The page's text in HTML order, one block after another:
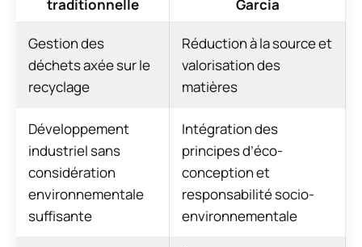
traditionnelle
Garcia
Gestion des
déchets axée sur le
recyclage
Réduction à la source et
valorisation des
matières
Développement
industriel sans
considération
environnementale
suffisante
Intégration des
principes d’éco-
conception et
responsabilité socio-
environnementale